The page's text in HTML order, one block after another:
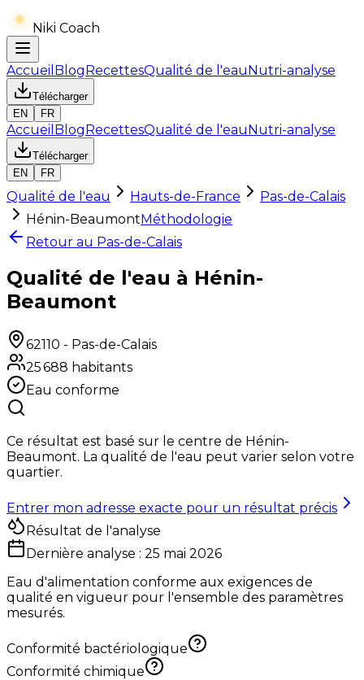
Niki Coach
Accueil BlogRecettesQualité de l'eauNutri-analyse
Télécharger
EN
FR
Accueil BlogRecettesQualité de l'eauNutri-analyse
Télécharger
EN
FR
Qualité de l'eau Hauts-de-France
Pas-de-Calais
Hénin-BeaumontMéthodologie
Retour au Pas-de-Calais
Qualité de l'eau à Hénin-
Beaumont
62110 - Pas-de-Calais
25 688 habitants
Eau conforme
Ce résultat est basé sur le centre de Hénin-
Beaumont. La qualité de l'eau peut varier selon votre
quartier.
Entrer mon adresse exacte pour un résultat précis
Résultat de l'analyse
Dernière analyse : 25 mai 2026
Eau d'alimentation conforme aux exigences de
qualité en vigueur pour l'ensemble des paramètres
mesurés.
Conformité bactériologique
Conformité chimique